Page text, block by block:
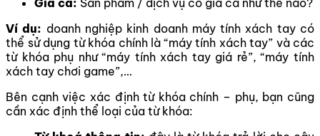
Ví dụ: doanh nghiệp kinh doanh máy tính xách tay có
thể sử dụng từ khóa chính là “máy tính xách tay” và các
từ khóa phụ như “máy tính xách tay giá rẻ”, “máy tính
xách tay chơi game”,…
Bên cạnh việc xác định từ khóa chính – phụ, bạn cũng
cần xác định thể loại của từ khóa: